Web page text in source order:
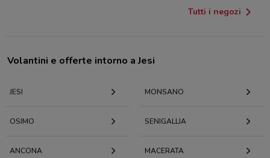
Tutti i negozi
Volantini e offerte intorno a Jesi
JESI MONSANO
OSIMO SENIGALLIA
ANCONA MACERATA